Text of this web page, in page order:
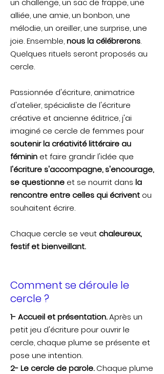
un challenge, un sac de frappe, une
alliée, une amie, un bonbon, une
mélodie, un oreiller, une surprise, une
joie. Ensemble,nous la célébrerons.
Quelques rituels seront proposés au
cercle.
Passionnée d'écriture, animatrice
d'atelier, spécialiste de l'écriture
créative et ancienne éditrice, j'ai
imaginé ce cercle de femmes pour
soutenir la créativité littéraire au
féminin et faire grandir l'idée que
l'écriture s'accompagne, s'encourage,
se questionne et se nourrit dans la
rencontre entre celles qui écrivent ou
souhaitent écrire.
Chaque cercle se veutchaleureux,
festif et bienveillant.
Comment se déroule le
cercle ?
1- Accueil et présentation.Après un
petit jeu d'écriture pour ouvrir le
cercle, chaque plume se présente et
pose une intention.
2- Le cercle de parole.Chaque plume